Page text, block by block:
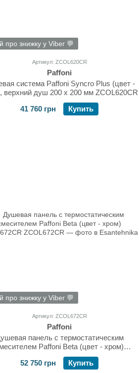
про знижку у Viber 💬
Артикул: ZCOL620CR
Paffoni
система Paffoni Syncro Plus (цвет -
верхний душ 200 х 200 мм ZCOL620CR
41 760 грн
Купить
про знижку у Viber 💬
Артикул: ZCOL672CR
Paffoni
панель с термостатическим
Paffoni Beta (цвет - хром)
ZCOL672CR
52 750 грн
Купить